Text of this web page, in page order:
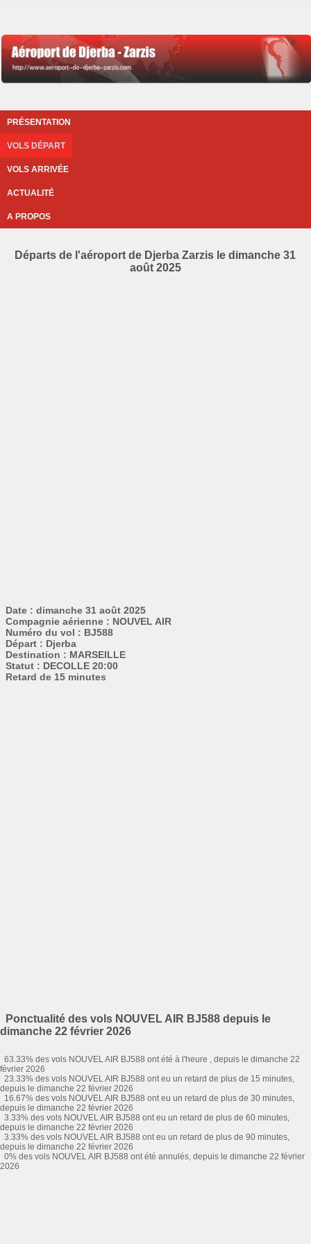
PRÉSENTATION
VOLS DÉPART
VOLS ARRIVÉE
ACTUALITÉ
A PROPOS
Départs de l'aéroport de Djerba Zarzis le dimanche 31
août 2025
Date : dimanche 31 août 2025
Compagnie aérienne : NOUVEL AIR
Numéro du vol : BJ588
Départ : Djerba
Destination : MARSEILLE
Statut : DECOLLE 20:00
Retard de 15 minutes
Ponctualité des vols NOUVEL AIR BJ588 depuis le
dimanche 22 février 2026
63.33% des vols NOUVEL AIR BJ588 ont été à l'heure , depuis le dimanche 22
février 2026
23.33% des vols NOUVEL AIR BJ588 ont eu un retard de plus de 15 minutes,
depuis le dimanche 22 février 2026
16.67% des vols NOUVEL AIR BJ588 ont eu un retard de plus de 30 minutes,
depuis le dimanche 22 février 2026
3.33% des vols NOUVEL AIR BJ588 ont eu un retard de plus de 60 minutes,
depuis le dimanche 22 février 2026
3.33% des vols NOUVEL AIR BJ588 ont eu un retard de plus de 90 minutes,
depuis le dimanche 22 février 2026
0% des vols NOUVEL AIR BJ588 ont été annulés, depuis le dimanche 22 février
2026